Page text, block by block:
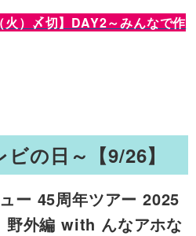
火）〆切】DAY2～みんなで作
の日～【9/26】
ー 45周年ツアー 2025
野外編 with んなアホな